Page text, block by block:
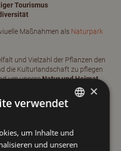
Tourismus
Maßnahmen als Naturpark
und Vielzahl der Pflanzen den
die Kulturlandschaft zu pflegen
um unsereNatur und Heimat
zusammen.
Kaunergrat sehen wir als
unsere Gäste im Haus.
ENGLISH
×
verwendet
um Inhalte und
und unseren